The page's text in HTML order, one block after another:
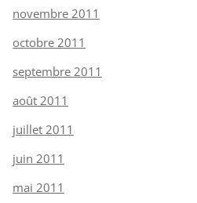
novembre 2011
octobre 2011
septembre 2011
août 2011
juillet 2011
juin 2011
mai 2011